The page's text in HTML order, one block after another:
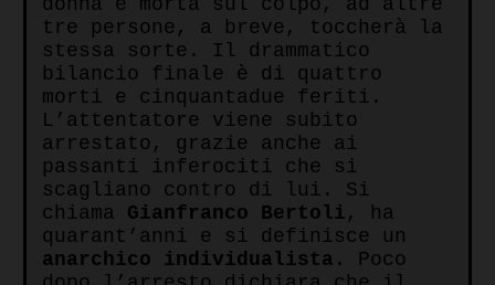
donna è morta sul colpo, ad altre
tre persone, a breve, toccherà la
stessa sorte. Il drammatico
bilancio finale è di quattro
morti e cinquantadue feriti.
L’attentatore viene subito
arrestato, grazie anche ai
passanti inferociti che si
scagliano contro di lui. Si
chiama Gianfranco Bertoli , ha
quarant’anni e si definisce un
anarchico individualista . Poco